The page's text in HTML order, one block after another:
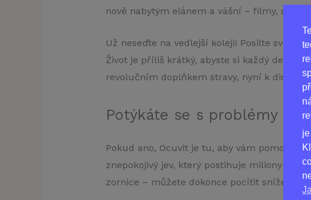
nově nabytým elánem a vášní – filmy,
Už neseďte na vedlejší koleji! Posilte svou
Život je příliš krátký, abyste si každý den
revolučním doplňkem stravy, nyní k
Potýkáte se s problémy
Pokud ano, Ocuvit je tu, aby vám pomohl.
znepokojivý jev, který postihuje miliony lidí
zornice – můžete dokonce pocítit snížení